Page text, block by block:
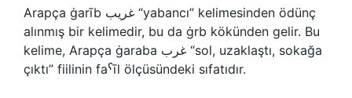
Arapça ġarīb غريب “yabancı” kelimesinden ödünç
alınmış bir kelimedir, bu da ġrb kökünden gelir. Bu
kelime, Arapça ġaraba غرب “sol, uzaklaştı, sokağa
çıktı” fiilinin faˁīl ölçüsündeki sıfatıdır.